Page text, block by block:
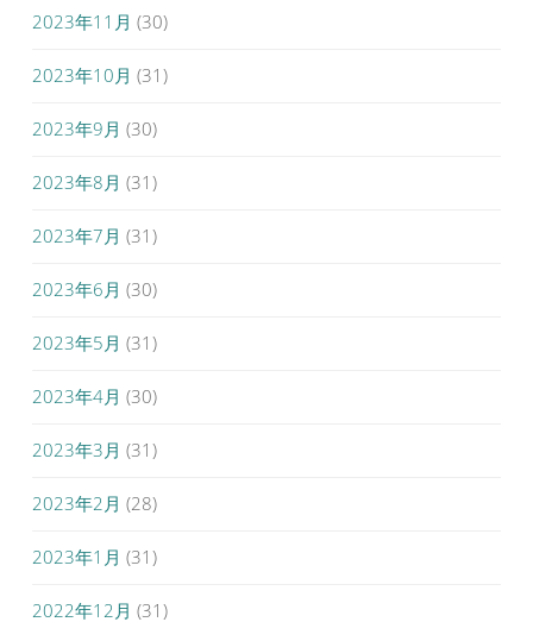
2023年11月 (30)
2023年10月 (31)
2023年9月 (30)
2023年8月 (31)
2023年7月 (31)
2023年6月 (30)
2023年5月 (31)
2023年4月 (30)
2023年3月 (31)
2023年2月 (28)
2023年1月 (31)
2022年12月 (31)